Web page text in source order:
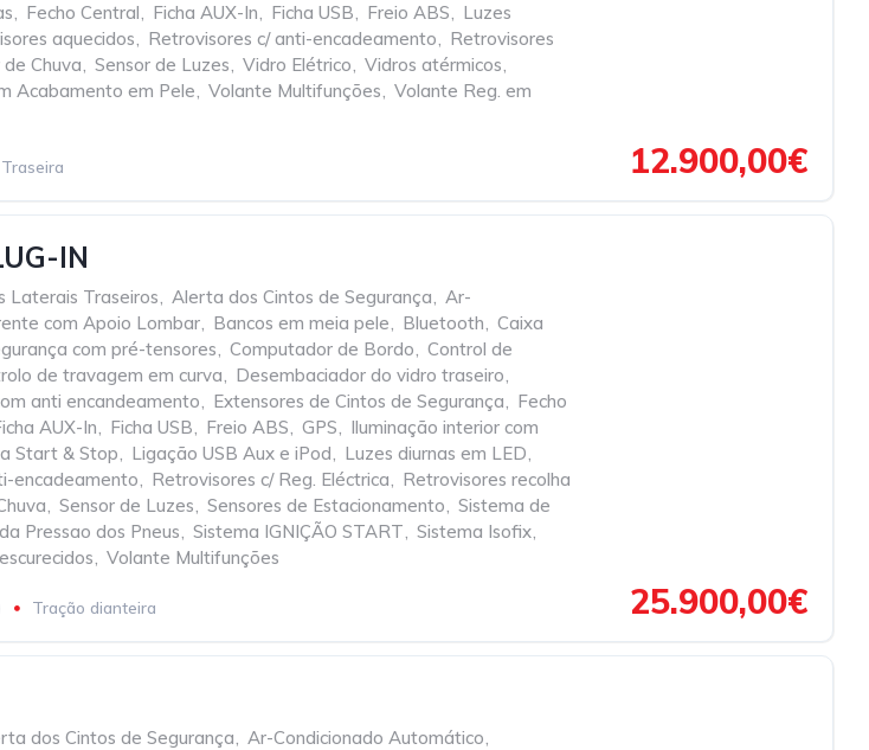
, Fecho Central, Ficha AUX-In, Ficha USB, Freio ABS, Luzes
aquecidos, Retrovisores c/ anti-encadeamento, Retrovisores
de Chuva, Sensor de Luzes, Vidro Elétrico, Vidros atérmicos,
Acabamento em Pele, Volante Multifunções, Volante Reg. em
12.900,00€
IN
Laterais Traseiros, Alerta dos Cintos de Segurança, Ar-
com Apoio Lombar, Bancos em meia pele, Bluetooth, Caixa
com pré-tensores, Computador de Bordo, Control de
de travagem em curva, Desembaciador do vidro traseiro,
anti encandeamento, Extensores de Cintos de Segurança, Fecho
AUX-In, Ficha USB, Freio ABS, GPS, Iluminação interior com
Start & Stop, Ligação USB Aux e iPod, Luzes diurnas em LED,
encadeamento, Retrovisores c/ Reg. Eléctrica, Retrovisores recolha
, Sensor de Luzes, Sensores de Estacionamento, Sistema de
Pressao dos Pneus, Sistema IGNIÇÃO START, Sistema Isofix,
, Volante Multifunções
Tração dianteira 25.900,00€
dos Cintos de Segurança, Ar-Condicionado Automático,